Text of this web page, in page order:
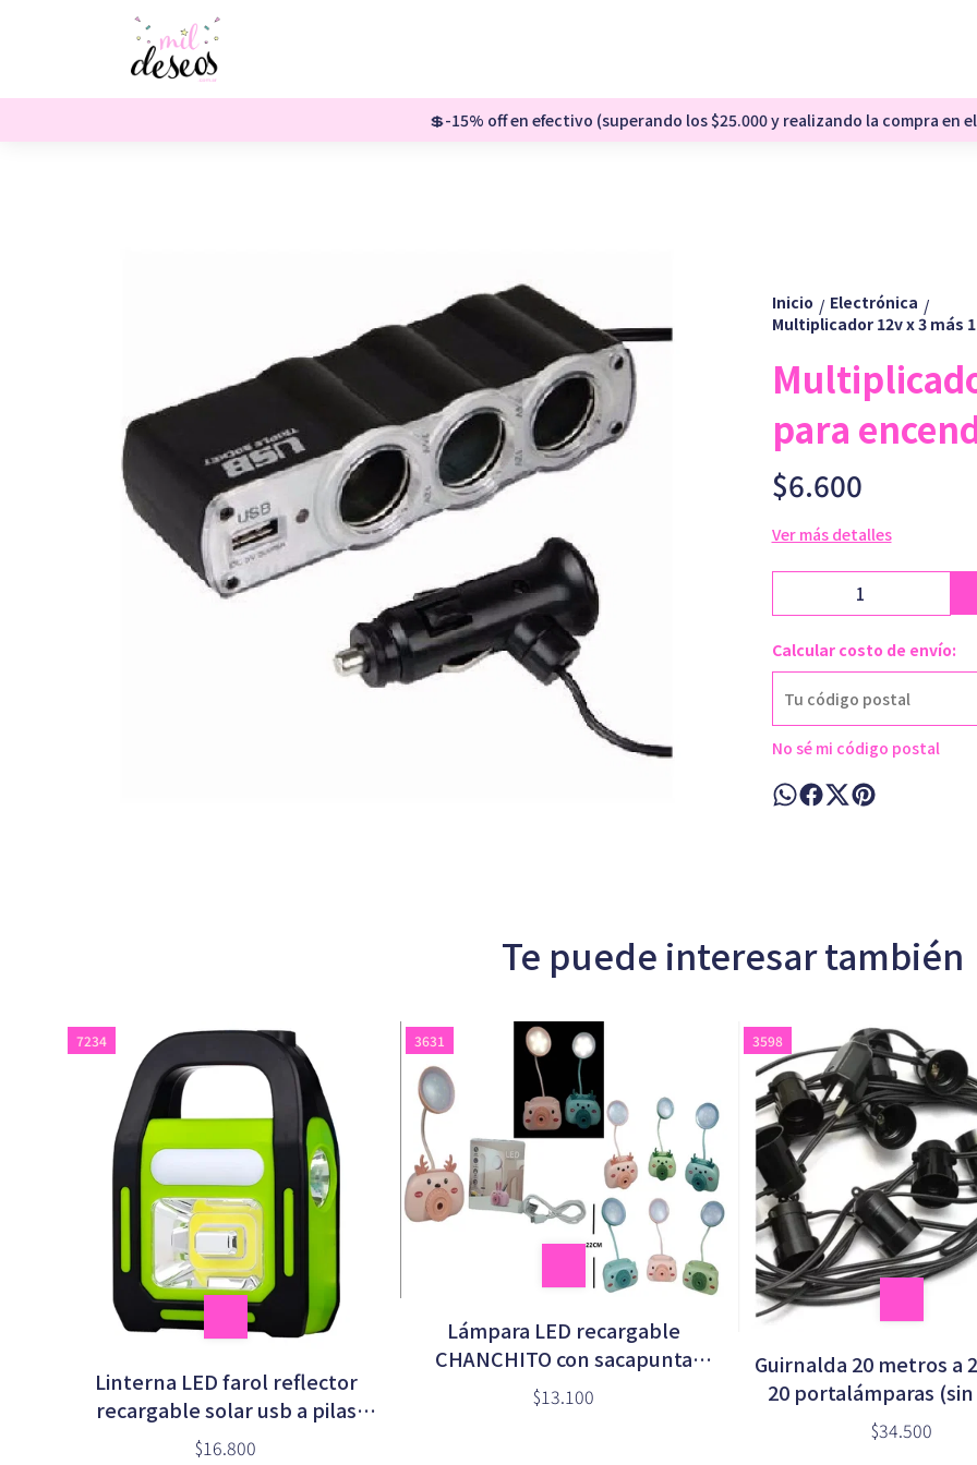
💲-15% off en efectivo (superando los $25.000 y realizando la compra en
Inicio / Electrónica /
Multiplicador 12v x 3 más
para
$6.600
Ver más detalles
Calcular costo de envío:
No sé mi código postal
Te puede interesar también
7234
Linterna LED farol reflector
recargable solar usb a pilas
(HB-9707A-1)
$16.800
3631
Lámpara LED recargable
CHANCHITO con sacapunta
(YW2192)
$13.100
3598
Guirnalda 20 metros a
20 portalámparas
$34.500